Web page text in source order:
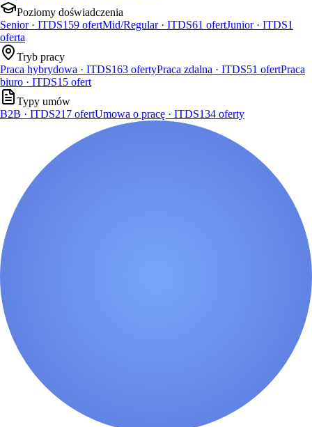
Poziomy doświadczenia
Senior · ITDS159 ofertMid/Regular · ITDS61 ofertJunior · ITDS1
oferta
Tryb pracy
Praca hybrydowa · ITDS163 ofertyPraca zdalna · ITDS51 ofertPraca
biuro · ITDS15 ofert
Typy umów
B2B · ITDS217 ofertUmowa o pracę · ITDS134 oferty